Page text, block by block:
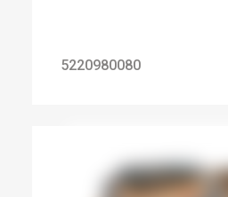
5220980080